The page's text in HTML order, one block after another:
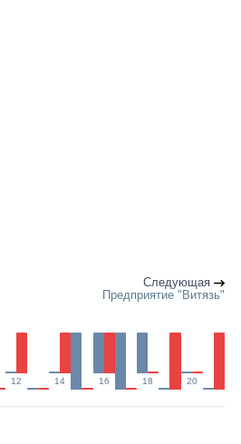
Следующая
Предприятие "Витязь"
12 14 16 18 20